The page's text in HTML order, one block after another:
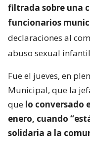
filtrada sobre una
funcionarios
declaraciones al
abuso sexual
Fue el jueves, en
Municipal, que la
que lo conversado
enero, cuando
solidaria a la